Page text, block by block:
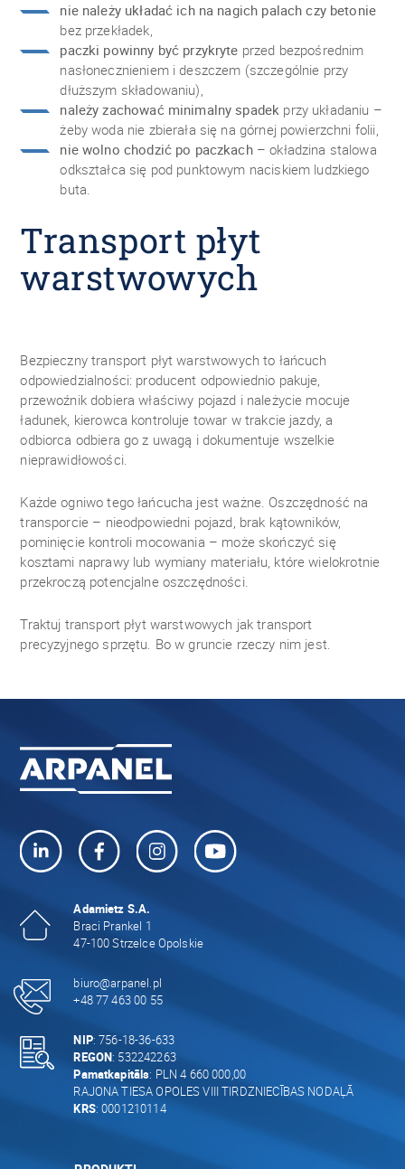
nie należy układać ich na nagich palach czy betonie
bez przekładek,
paczki powinny być przykryte przed bezpośrednim
nasłonecznieniem i deszczem (szczególnie przy
dłuższym składowaniu),
należy zachować minimalny spadek przy układaniu –
żeby woda nie zbierała się na górnej powierzchni folii,
nie wolno chodzić po paczkach– okładzina stalowa
odkształca się pod punktowym naciskiem ludzkiego
buta.
Transport płyt
warstwowych
Bezpieczny transport płyt warstwowych to łańcuch
odpowiedzialności: producent odpowiednio pakuje,
przewoźnik dobiera właściwy pojazd i należycie mocuje
ładunek, kierowca kontroluje towar w trakcie jazdy, a
odbiorca odbiera go z uwagą i dokumentuje wszelkie
nieprawidłowości.
Każde ogniwo tego łańcucha jest ważne. Oszczędność na
transporcie – nieodpowiedni pojazd, brak kątowników,
pominięcie kontroli mocowania – może skończyć się
kosztami naprawy lub wymiany materiału, które wielokrotnie
przekroczą potencjalne oszczędności.
Traktuj transport płyt warstwowych jak transport
precyzyjnego sprzętu. Bo w gruncie rzeczy nim jest.
Adamietz S.A.
Braci Prankel 1
47-100 Strzelce Opolskie
biuro@arpanel.pl
+48 77 463 00 55
NIP: 756-18-36-633
REGON: 532242263
Pamatkapitāls: PLN 4 660 000,00
RAJONA TIESA OPOLES VIII TIRDZNIECĪBAS NODAĻĀ
KRS: 0001210114